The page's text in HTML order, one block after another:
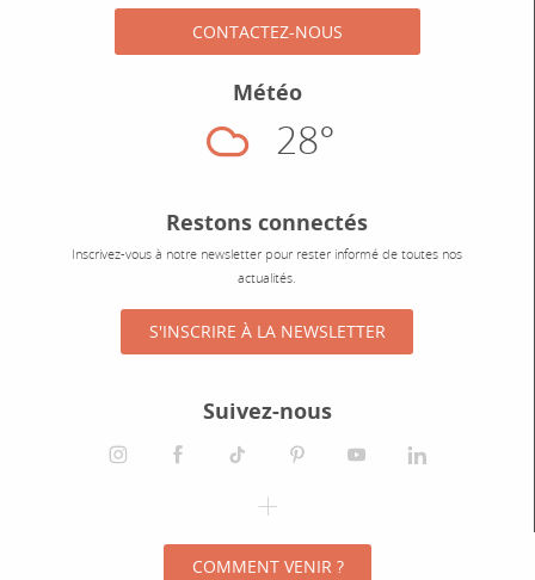
CONTACTEZ-NOUS
Météo
Nuageux
28°
Restons connectés
Inscrivez-vous à notre newsletter pour rester informé de toutes nos
actualités.
S'INSCRIRE À LA NEWSLETTER
Suivez-nous
instagramfacebooktiktok pinterestyoutube
COMMENT VENIR ?